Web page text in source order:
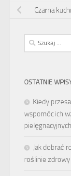
Czarna
Szukaj:
OSTATNIE
Kiedy
wspomóc ich
pielęgnacyjnych
Jak dobrać
roślinie